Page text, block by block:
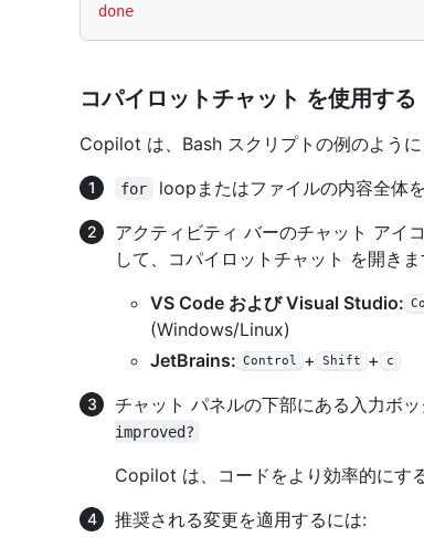
done
コパイロットチャット を使用する
Copilot は、Bash スクリプトの例のよう
for
loopまたはファイルの内容全体を
アクティビティ バーのチャット アイ
して、コパイロットチャット を開きま
VS Code および Visual Studio:
(Windows/Linux)
JetBrains: Control + Shift + c
チャット パネルの下部にある入力ボ
improved?
Copilot は、コードをより効率的にす
推奨される変更を適用するには: